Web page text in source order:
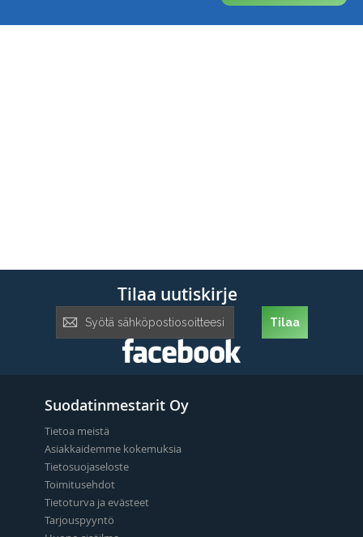
Tilaa uutiskirje
uutiskirje:
Tilaa
Suodatinmestarit Oy
Tietoa meistä
Asiakkaidemme kokemuksia
Tietosuojaseloste
Toimitusehdot
Tietoturva ja evästeet
Tarjouspyyntö